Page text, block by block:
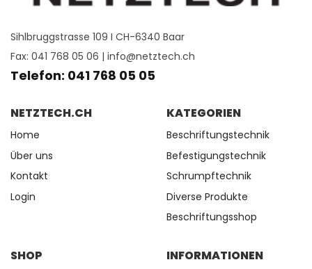
Sihlbruggstrasse 109 I CH-6340 Baar
Fax: 041 768 05 06 | info@netztech.ch
Telefon: 041 768 05 05
NETZTECH.CH
Home
Über uns
Kontakt
Login
KATEGORIEN
Beschriftungstechnik
Befestigungstechnik
Schrumpftechnik
Diverse Produkte
Beschriftungsshop
SHOP INFORMATIONEN